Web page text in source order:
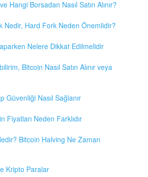
Hangi Borsadan Nasıl Satın Alınır?
Nedir, Hard Fork Neden Önemlidir?
Nelere Dikkat Edilmelidir
Bitcoin Nasıl Satın Alınır veya
Güvenliği Nasıl Sağlanır
Fiyatları Neden Farklıdır
Bitcoin Halving Ne Zaman
Kripto Paralar